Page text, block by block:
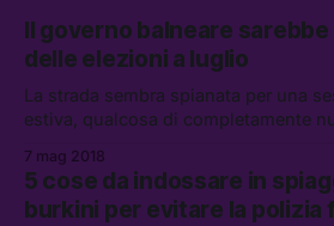
Il governo balneare
delle elezioni a luglio
La strada sembra spianata per una
estiva, qualcosa di completamente
7 mag 2018
5 cose da indossare in
burkini per evitare la polizia